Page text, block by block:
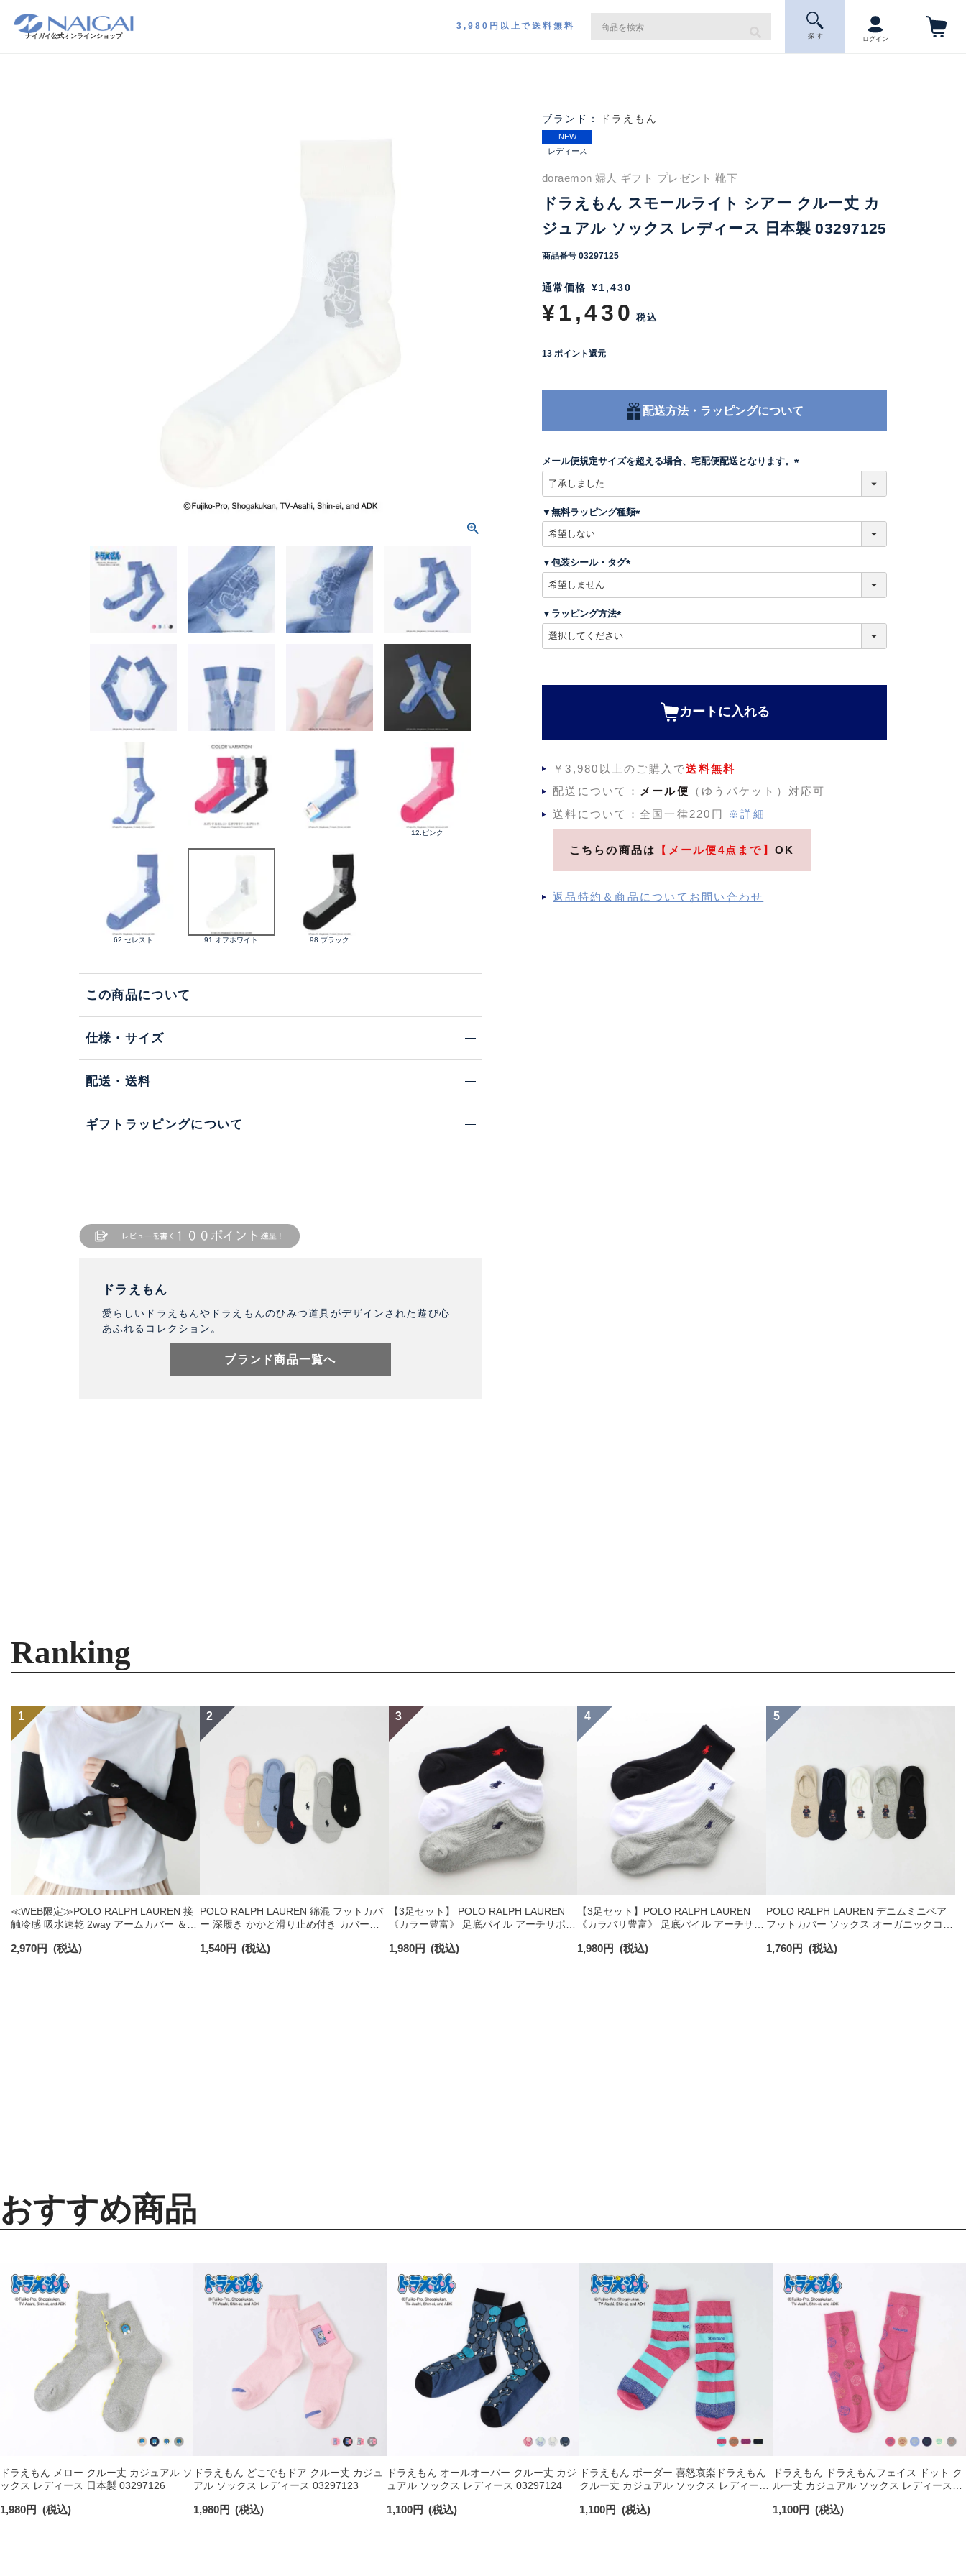
ナイガイ公式オンラインショップ
3,980円以上で送料無料
探 す ログイン
12.ピンク
62.セレスト 91.オフホワイト 98.ブラック
この商品について
仕様・サイズ
配送・送料
ギフトラッピングについて
ドラえもん
愛らしいドラえもんやドラえもんのひみつ道具がデザインされた遊び心
あふれるコレクション。
ブランド商品一覧へ
ドラえもん
NEW
レディース
doraemon 婦人 ギフト プレゼント 靴下
ドラえもん スモールライト シアー クルー丈 カ
ジュアル ソックス レディース 日本製 03297125
商品番号 03297125
通常価格 ¥1,430
¥1,430 税込
13 ポイント還元
配送方法・ラッピングについて
メール便規定サイズを超える場合、宅配便配送となります。
)
▼無料ラッピング種類
)
▼包装シール・タグ
)
▼ラッピング方法
カートに入れる
￥3,980以上のご購入で送料無料
配送について：
メール便
（ゆうパケット）対応可
送料について：全国一律220円
※詳細
こちらの商品は 【メール便4点まで】 OK
返品特約＆商品についてお問い合わせ
Ranking
≪WEB限定≫POLO RALPH LAUREN 接
触冷感 吸水速乾 2way アームカバー ＆
2,970円 (税込)
POLO RALPH LAUREN 綿混 フットカバ
ー 深履き かかと滑り止め付き カバーソ
1,540円 (税込)
【3足セット】 POLO RALPH LAUREN
《カラー豊富》 足底パイル アーチサポー
クス レディース 93246602
1,980円 (税込)
【3足セット】POLO RALPH LAUREN
《カラバリ豊富》 足底パイル アーチサポ
クス レディース 93246604
1,980円 (税込)
POLO RALPH LAUREN デニムミニベア
フットカバー ソックス オーガニックコッ
1,760円 (税込)
おすすめ商品
ドラえもん メロー クルー丈 カジュアル ソ
ックス レディース 日本製 03297126
1,980円 (税込)
ドラえもん どこでもドア クルー丈 カジュ
アル ソックス レディース 03297123
1,980円 (税込)
ドラえもん オールオーバー クルー丈 カジ
ュアル ソックス レディース 03297124
1,100円 (税込)
ドラえもん ボーダー 喜怒哀楽ドラえもん
クルー丈 カジュアル ソックス レディース
1,100円 (税込)
ドラえもん ドラえもんフェイス ドット ク
ルー丈 カジュアル ソックス レディース
1,100円 (税込)